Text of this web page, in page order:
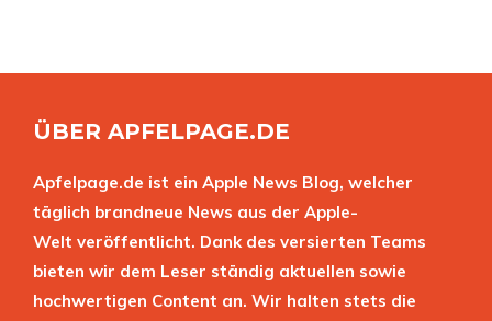
ÜBER APFELPAGE.DE
Apfelpage.de ist ein Apple News Blog, welcher
täglich brandneue News aus der Apple-
Welt veröffentlicht. Dank des versierten Teams
bieten wir dem Leser ständig aktuellen sowie
hochwertigen Content an. Wir halten stets die